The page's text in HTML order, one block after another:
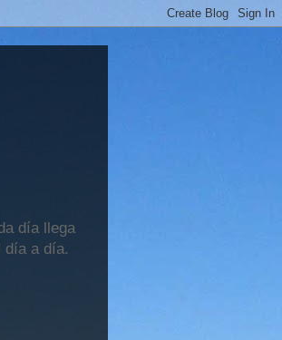
día llega
día a día.